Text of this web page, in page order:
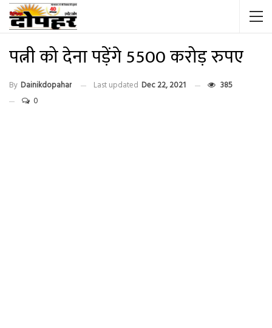
पत्नी को देना पड़ेंगे 5500 करोड़ रुपए
By Dainikdopahar Last updated Dec 22, 2021
385
0